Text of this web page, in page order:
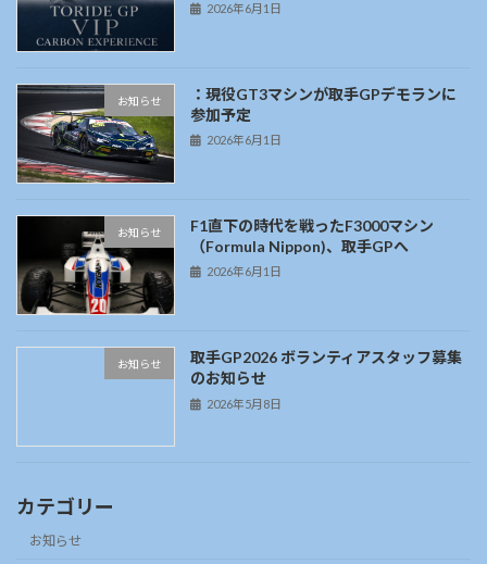
2026年6月1日
お知らせ
：現役GT3マシンが取手GPデモランに
参加予定
2026年6月1日
お知らせ
F1直下の時代を戦ったF3000マシン
（Formula Nippon)、取手GPへ
2026年6月1日
お知らせ
取手GP2026 ボランティアスタッフ募集
のお知らせ
2026年5月8日
カテゴリー
お知らせ